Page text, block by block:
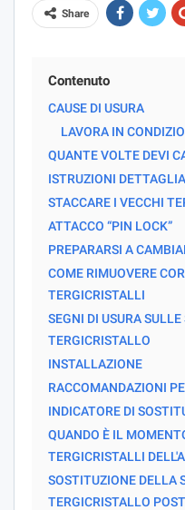
Share
Contenuto
CAUSE DI USURA
LAVORA IN
QUANTE VOLTE DEVI
ISTRUZIONI
STACCARE I VECCHI
ATTACCO “PIN LOCK”
PREPARARSI A
COME RIMUOVERE
TERGICRISTALLI
SEGNI DI USURA
TERGICRISTALLO
INSTALLAZIONE
RACCOMANDAZIONI
INDICATORE DI
QUANDO È IL
TERGICRISTALLI
SOSTITUZIONE DELLA
TERGICRISTALLO